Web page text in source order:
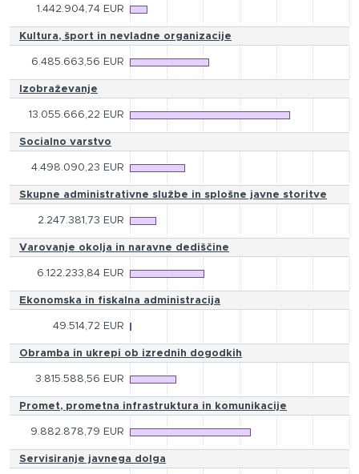
1.442.904,74 EUR
Kultura, šport in nevladne organizacije
6.485.663,56 EUR
Izobraževanje
13.055.666,22 EUR
Socialno varstvo
4.498.090,23 EUR
Skupne administrativne službe in splošne javne storitve
2.247.381,73 EUR
Varovanje okolja in naravne dediščine
6.122.233,84 EUR
Ekonomska in fiskalna administracija
49.514,72 EUR
Obramba in ukrepi ob izrednih dogodkih
3.815.588,56 EUR
Promet, prometna infrastruktura in komunikacije
9.882.878,79 EUR
Servisiranje javnega dolga